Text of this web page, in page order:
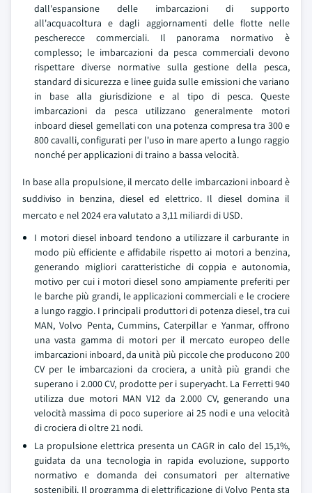
dall'espansione delle imbarcazioni di supporto
all'acquacoltura e dagli aggiornamenti delle flotte nelle
pescherecce commerciali. Il panorama normativo è
complesso; le imbarcazioni da pesca commerciali devono
rispettare diverse normative sulla gestione della pesca,
standard di sicurezza e linee guida sulle emissioni che variano
in base alla giurisdizione e al tipo di pesca. Queste
imbarcazioni da pesca utilizzano generalmente motori
inboard diesel gemellati con una potenza compresa tra 300 e
800 cavalli, configurati per l'uso in mare aperto a lungo raggio
nonché per applicazioni di traino a bassa velocità.
In base alla propulsione, il mercato delle imbarcazioni inboard è
suddiviso in benzina, diesel ed elettrico. Il diesel domina il
mercato e nel 2024 era valutato a 3,11 miliardi di USD.
I motori diesel inboard tendono a utilizzare il carburante in
modo più efficiente e affidabile rispetto ai motori a benzina,
generando migliori caratteristiche di coppia e autonomia,
motivo per cui i motori diesel sono ampiamente preferiti per
le barche più grandi, le applicazioni commerciali e le crociere
a lungo raggio. I principali produttori di potenza diesel, tra cui
MAN, Volvo Penta, Cummins, Caterpillar e Yanmar, offrono
una vasta gamma di motori per il mercato europeo delle
imbarcazioni inboard, da unità più piccole che producono 200
CV per le imbarcazioni da crociera, a unità più grandi che
superano i 2.000 CV, prodotte per i superyacht. La Ferretti 940
utilizza due motori MAN V12 da 2.000 CV, generando una
velocità massima di poco superiore ai 25 nodi e una velocità
di crociera di oltre 21 nodi.
La propulsione elettrica presenta un CAGR in calo del 15,1%,
guidata da una tecnologia in rapida evoluzione, supporto
normativo e domanda dei consumatori per alternative
sostenibili. Il programma di elettrificazione di Volvo Penta sta